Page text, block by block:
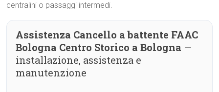
centralini o passaggi intermedi.
Assistenza Cancello a battente FAAC
Bologna Centro Storico a Bologna —
installazione, assistenza e
manutenzione